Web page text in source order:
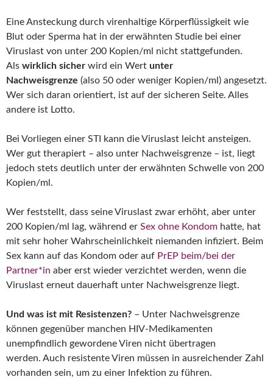
Eine Ansteckung durch virenhaltige Körperflüssigkeit wie
Blut oder Sperma hat in der erwähnten Studie bei einer
Viruslast von unter 200 Kopien/ml nicht stattgefunden.
Als wirklich sicher wird ein Wert unter
Nachweisgrenze (also 50 oder weniger Kopien/ml) angesetzt.
Wer sich daran orientiert, ist auf der sicheren Seite. Alles
andere ist Lotto.
Bei Vorliegen einer STI kann die Viruslast leicht ansteigen.
Wer gut therapiert – also unter Nachweisgrenze – ist, liegt
jedoch stets deutlich unter der erwähnten Schwelle von 200
Kopien/ml.
Wer feststellt, dass seine Viruslast zwar erhöht, aber unter
200 Kopien/ml lag, während er Sex ohne Kondom hatte, hat
mit sehr hoher Wahrscheinlichkeit niemanden infiziert. Beim
Sex kann auf das Kondom oder auf PrEP beim/bei der
Partner*in aber erst wieder verzichtet werden, wenn die
Viruslast erneut dauerhaft unter Nachweisgrenze liegt.
Und was ist mit Resistenzen? – Unter Nachweisgrenze
können gegenüber manchen HIV-Medikamenten
unempfindlich gewordene Viren nicht übertragen
werden. Auch resistente Viren müssen in ausreichender Zahl
vorhanden sein, um zu einer Infektion zu führen.